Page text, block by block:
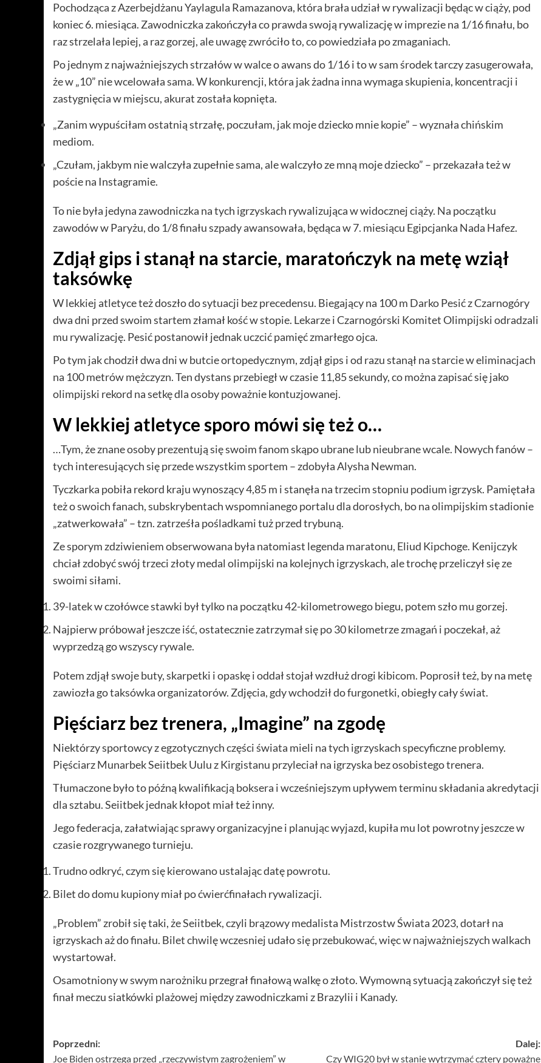
Pochodząca z Azerbejdżanu Yaylagula Ramazanova, która brała udział w rywalizacji będąc w ciąży, pod
koniec 6. miesiąca. Zawodniczka zakończyła co prawda swoją rywalizację w imprezie na 1/16 finału, bo
raz strzelała lepiej, a raz gorzej, ale uwagę zwróciło to, co powiedziała po zmaganiach.
Po jednym z najważniejszych strzałów w walce o awans do 1/16 i to w sam środek tarczy zasugerowała,
że w „10” nie wcelowała sama. W konkurencji, która jak żadna inna wymaga skupienia, koncentracji i
zastygnięcia w miejscu, akurat została kopnięta.
„Zanim wypuściłam ostatnią strzałę, poczułam, jak moje dziecko mnie kopie” – wyznała chińskim
mediom.
„Czułam, jakbym nie walczyła zupełnie sama, ale walczyło ze mną moje dziecko” – przekazała też w
poście na Instagramie.
To nie była jedyna zawodniczka na tych igrzyskach rywalizująca w widocznej ciąży. Na początku
zawodów w Paryżu, do 1/8 finału szpady awansowała, będąca w 7. miesiącu Egipcjanka Nada Hafez.
Zdjął gips i stanął na starcie, maratończyk na metę wziął
taksówkę
W lekkiej atletyce też doszło do sytuacji bez precedensu. Biegający na 100 m Darko Pesić z Czarnogóry
dwa dni przed swoim startem złamał kość w stopie. Lekarze i Czarnogórski Komitet Olimpijski odradzali
mu rywalizację. Pesić postanowił jednak uczcić pamięć zmarłego ojca.
Po tym jak chodził dwa dni w butcie ortopedycznym, zdjął gips i od razu stanął na starcie w eliminacjach
na 100 metrów mężczyzn. Ten dystans przebiegł w czasie 11,85 sekundy, co można zapisać się jako
olimpijski rekord na setkę dla osoby poważnie kontuzjowanej.
W lekkiej atletyce sporo mówi się też o…
…Tym, że znane osoby prezentują się swoim fanom skąpo ubrane lub nieubrane wcale. Nowych fanów –
tych interesujących się przede wszystkim sportem – zdobyła Alysha Newman.
Tyczkarka pobiła rekord kraju wynoszący 4,85 m i stanęła na trzecim stopniu podium igrzysk. Pamiętała
też o swoich fanach, subskrybentach wspomnianego portalu dla dorosłych, bo na olimpijskim stadionie
„zatwerkowała” – tzn. zatrześła pośladkami tuż przed trybuną.
Ze sporym zdziwieniem obserwowana była natomiast legenda maratonu, Eliud Kipchoge. Kenijczyk
chciał zdobyć swój trzeci złoty medal olimpijski na kolejnych igrzyskach, ale trochę przeliczył się ze
swoimi siłami.
39-latek w czołówce stawki był tylko na początku 42-kilometrowego biegu, potem szło mu gorzej.
Najpierw próbował jeszcze iść, ostatecznie zatrzymał się po 30 kilometrze zmagań i poczekał, aż
wyprzedzą go wszyscy rywale.
Potem zdjął swoje buty, skarpetki i opaskę i oddał stojał wzdłuż drogi kibicom. Poprosił też, by na metę
zawiozła go taksówka organizatorów. Zdjęcia, gdy wchodził do furgonetki, obiegły cały świat.
Pięściarz bez trenera, „Imagine” na zgodę
Niektórzy sportowcy z egzotycznych części świata mieli na tych igrzyskach specyficzne problemy.
Pięściarz Munarbek Seiitbek Uulu z Kirgistanu przyleciał na igrzyska bez osobistego trenera.
Tłumaczone było to późną kwalifikacją boksera i wcześniejszym upływem terminu składania akredytacji
dla sztabu. Seiitbek jednak kłopot miał też inny.
Jego federacja, załatwiając sprawy organizacyjne i planując wyjazd, kupiła mu lot powrotny jeszcze w
czasie rozgrywanego turnieju.
Trudno odkryć, czym się kierowano ustalając datę powrotu.
Bilet do domu kupiony miał po ćwierćfinałach rywalizacji.
„Problem” zrobił się taki, że Seiitbek, czyli brązowy medalista Mistrzostw Świata 2023, dotarł na
igrzyskach aż do finału. Bilet chwilę wczesniej udało się przebukować, więc w najważniejszych walkach
wystartował.
Osamotniony w swym narożniku przegrał finałową walkę o złoto. Wymowną sytuacją zakończył się też
finał meczu siatkówki plażowej między zawodniczkami z Brazylii i Kanady.
Zobacz
Poprzedni:
Joe Biden ostrzega przed „rzeczywistym zagrożeniem” w
Dalej:
Czy WIG20 był w stanie wytrzymać cztery poważne